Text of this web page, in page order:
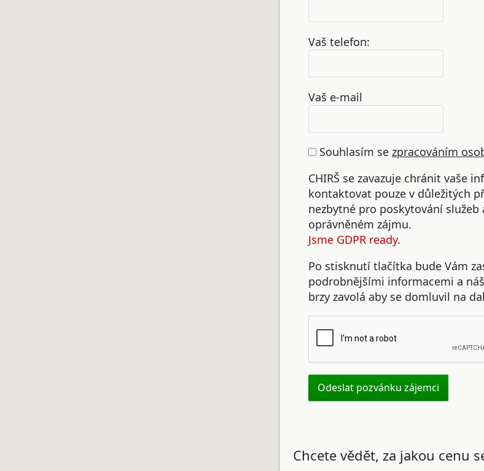
Vaš telefon:
Vaš e-mail
Souhlasím se zpracováním
CHIRŠ se zavazuje chránit vaše
kontaktovat pouze v důležitých
nezbytné pro poskytování služeb
oprávněném zájmu.
Jsme GDPR ready.
Po stisknutí tlačítka bude Vám
podrobnějšími informacemi a
brzy zavolá aby se domluvil na
Chcete vědět, za jakou cenu